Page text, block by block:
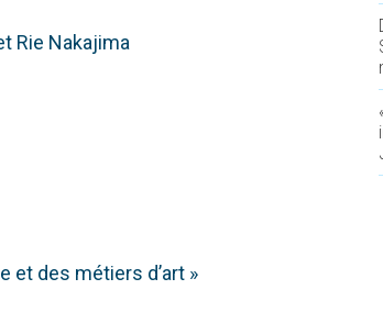
Rie Nakajima
et des métiers d’art »